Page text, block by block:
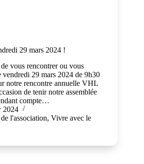
29 mars 2024 !
vous rencontrer ou vous
29 mars 2024 de 9h30
notre rencontre annuelle VHL
de tenir notre assemblée
compte…
2024
l'association, Vivre avec le